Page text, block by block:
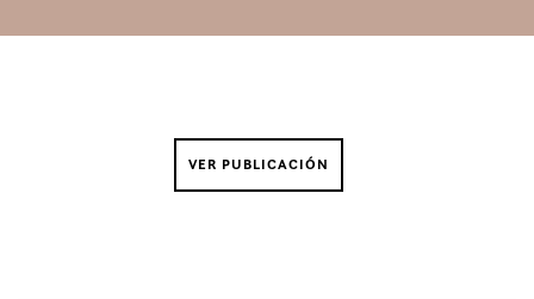
VER PUBLICACIÓN